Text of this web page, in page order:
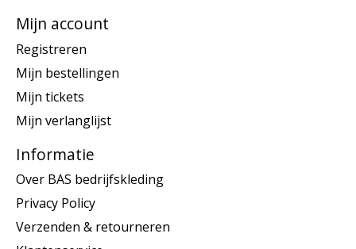
Mijn account
Registreren
Mijn bestellingen
Mijn tickets
Mijn verlanglijst
Informatie
Over BAS bedrijfskleding
Privacy Policy
Verzenden & retourneren